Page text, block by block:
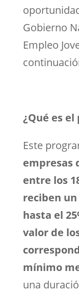
Gobierno
Empleo
¿Qué es el
Este
empresas
entre los
reciben
hasta el
valor de
mínimo
una